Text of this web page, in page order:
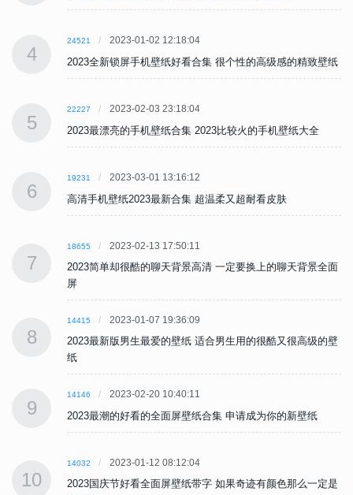
4
24521 2023-01-02 12:18:04
2023全新锁屏手机壁纸好看合集 很个性的高级感的精致壁纸
5
22227 2023-02-03 23:18:04
2023最漂亮的手机壁纸合集 2023比较火的手机壁纸大全
6
19231 2023-03-01 13:16:12
高清手机壁纸2023最新合集 超温柔又超耐看皮肤
7
18655 2023-02-13 17:50:11
2023简单却很酷的聊天背景高清 一定要换上的聊天背景全面
屏
8
14415 2023-01-07 19:36:09
2023最新版男生最爱的壁纸 适合男生用的很酷又很高级的壁
纸
9
14146 2023-02-20 10:40:11
2023最潮的好看的全面屏壁纸合集 申请成为你的新壁纸
10
14032 2023-01-12 08:12:04
2023国庆节好看全面屏壁纸带字 如果奇迹有颜色那么一定是